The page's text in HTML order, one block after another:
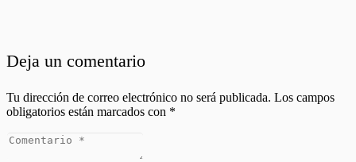
Deja un comentario
Tu dirección de correo electrónico no será publicada. Los campos
obligatorios están marcados con *